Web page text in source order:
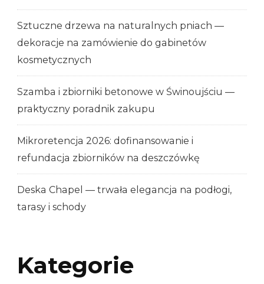
Sztuczne drzewa na naturalnych pniach —
dekoracje na zamówienie do gabinetów
kosmetycznych
Szamba i zbiorniki betonowe w Świnoujściu —
praktyczny poradnik zakupu
Mikroretencja 2026: dofinansowanie i
refundacja zbiorników na deszczówkę
Deska Chapel — trwała elegancja na podłogi,
tarasy i schody
Kategorie